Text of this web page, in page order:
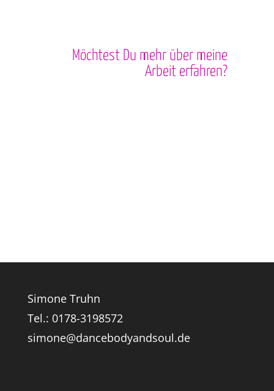
Möchtest Du mehr über meine
Arbeit erfahren?
Simone Truhn
Tel.: 0178-3198572
simone@dancebodyandsoul.de